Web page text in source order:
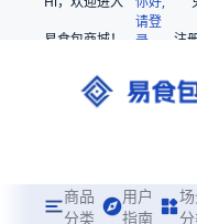
易食包商城！
请登
录
注
商品
分类
用户
指南